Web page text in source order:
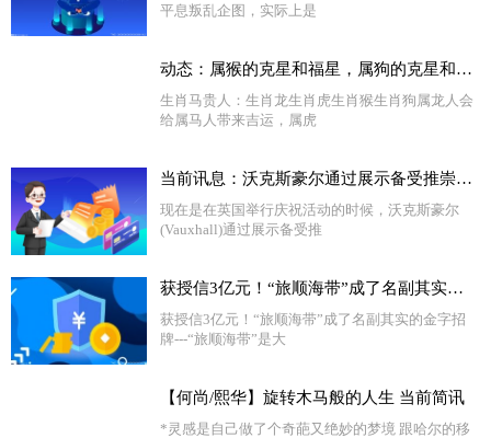
平息叛乱企图，实际上是
动态：属猴的克星和福星，属狗的克星和福星
生肖马贵人：生肖龙生肖虎生肖猴生肖狗属龙人会
给属马人带来吉运，属虎
当前讯息：沃克斯豪尔通过展示备受推崇的限量版Corsa Griffin
现在是在英国举行庆祝活动的时候，沃克斯豪尔
(Vauxhall)通过展示备受推
获授信3亿元！“旅顺海带”成了名副其实的金字招牌-天天聚看点
获授信3亿元！“旅顺海带”成了名副其实的金字招
牌---“旅顺海带”是大
【何尚/熙华】旋转木马般的人生 当前简讯
*灵感是自己做了个奇葩又绝妙的梦境 跟哈尔的移